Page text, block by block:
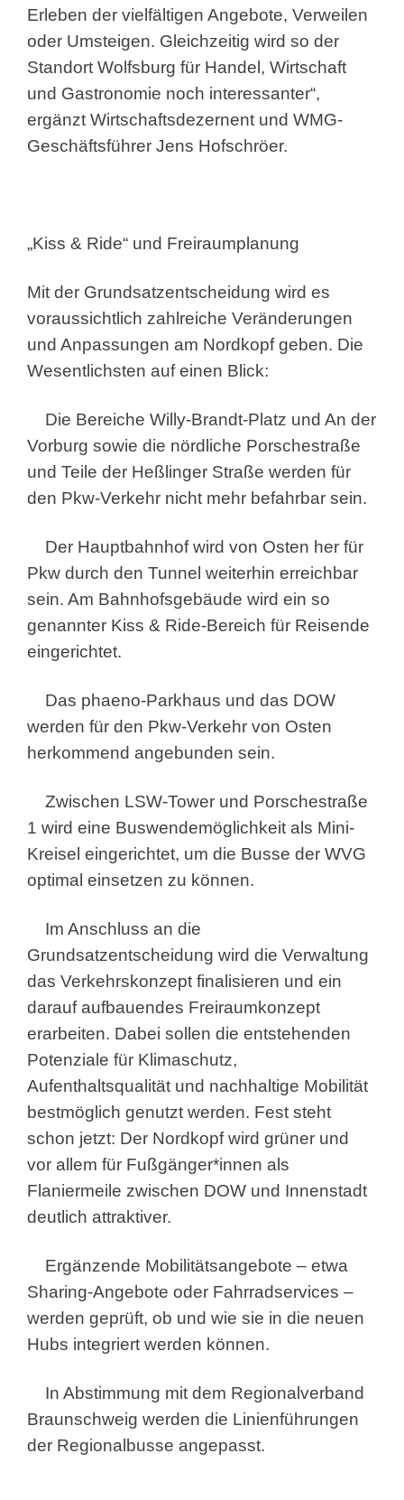
Erleben der vielfältigen Angebote, Verweilen
oder Umsteigen. Gleichzeitig wird so der
Standort Wolfsburg für Handel, Wirtschaft
und Gastronomie noch interessanter“,
ergänzt Wirtschaftsdezernent und WMG-
Geschäftsführer Jens Hofschröer.
„Kiss & Ride“ und Freiraumplanung
Mit der Grundsatzentscheidung wird es
voraussichtlich zahlreiche Veränderungen
und Anpassungen am Nordkopf geben. Die
Wesentlichsten auf einen Blick:
Die Bereiche Willy-Brandt-Platz und An der
Vorburg sowie die nördliche Porschestraße
und Teile der Heßlinger Straße werden für
den Pkw-Verkehr nicht mehr befahrbar sein.
Der Hauptbahnhof wird von Osten her für
Pkw durch den Tunnel weiterhin erreichbar
sein. Am Bahnhofsgebäude wird ein so
genannter Kiss & Ride-Bereich für Reisende
eingerichtet.
Das phaeno-Parkhaus und das DOW
werden für den Pkw-Verkehr von Osten
herkommend angebunden sein.
Zwischen LSW-Tower und Porschestraße
1 wird eine Buswendemöglichkeit als Mini-
Kreisel eingerichtet, um die Busse der WVG
optimal einsetzen zu können.
Im Anschluss an die
Grundsatzentscheidung wird die Verwaltung
das Verkehrskonzept finalisieren und ein
darauf aufbauendes Freiraumkonzept
erarbeiten. Dabei sollen die entstehenden
Potenziale für Klimaschutz,
Aufenthaltsqualität und nachhaltige Mobilität
bestmöglich genutzt werden. Fest steht
schon jetzt: Der Nordkopf wird grüner und
vor allem für Fußgänger*innen als
Flaniermeile zwischen DOW und Innenstadt
deutlich attraktiver.
Ergänzende Mobilitätsangebote – etwa
Sharing-Angebote oder Fahrradservices –
werden geprüft, ob und wie sie in die neuen
Hubs integriert werden können.
In Abstimmung mit dem Regionalverband
Braunschweig werden die Linienführungen
der Regionalbusse angepasst.